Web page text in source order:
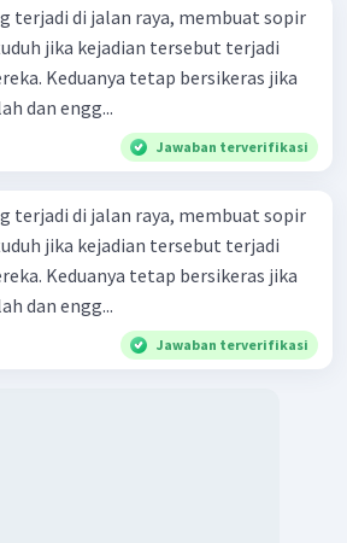
terjadi di jalan raya, membuat sopir
jika kejadian tersebut terjadi
Keduanya tetap bersikeras jika
dan engg...
Jawaban terverifikasi
terjadi di jalan raya, membuat sopir
jika kejadian tersebut terjadi
Keduanya tetap bersikeras jika
dan engg...
Jawaban terverifikasi